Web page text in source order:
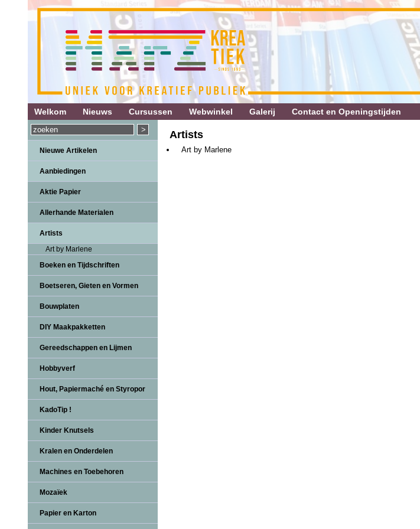
Welkom Nieuws Cursussen Webwinkel Galerij Contact en Openingstijden
Nieuwe Artikelen
Aanbiedingen
Aktie Papier
Allerhande Materialen
Artists
Art by Marlene
Boeken en Tijdschriften
Boetseren, Gieten en Vormen
Bouwplaten
DIY Maakpakketten
Gereedschappen en Lijmen
Hobbyverf
Hout, Papiermaché en Styropor
KadoTip !
Kinder Knutsels
Kralen en Onderdelen
Machines en Toebehoren
Mozaïek
Papier en Karton
Artists
Art by Marlene